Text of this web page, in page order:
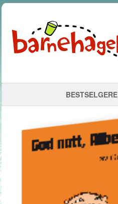
BESTSELGERE